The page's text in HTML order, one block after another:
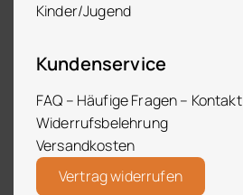
Kinder/Jugend
Kundenservice
FAQ – Häufige Fragen – Kontakt
Widerrufsbelehrung
Versandkosten
Vertrag widerrufen